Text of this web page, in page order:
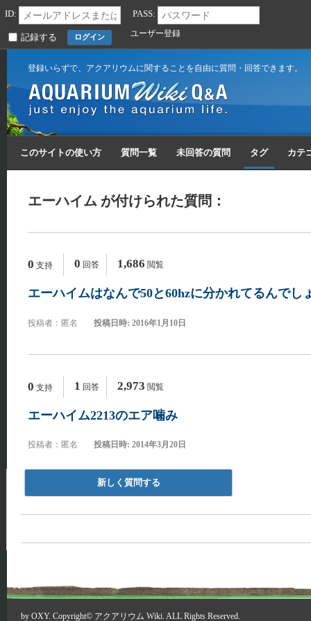
ID: PASS:
記録する ユーザー登録
登録いらずで、アクアリウムに関することを自由に質問・回答できます。
このサイトの使い方 質問一覧 未回答の質問 タグ カテ
エーハイム が付けられた質問：
0 支持 0 回答 1,686 閲覧
エーハイムはなんで50と60hzに分かれてるんでし
投稿者：匿名 投稿日時: 2016年1月10日
0 支持 1 回答 2,973 閲覧
エーハイム2213のエア噛み
投稿者：匿名 投稿日時: 2014年3月20日
新しく質問する
by OXY. Copyright© アクアリウム Wiki. ALL Rights Reserved.